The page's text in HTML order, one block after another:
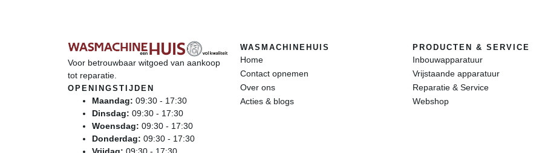
Voor betrouwbaar witgoed van aankoop
tot reparatie.
OPENINGSTIJDEN
Maandag: 09:30 - 17:30
Dinsdag: 09:30 - 17:30
Woensdag: 09:30 - 17:30
Donderdag: 09:30 - 17:30
WASMACHINEHUIS
Home
Contact opnemen
Over ons
Acties & blogs
PRODUCTEN & SERVICE
Inbouwapparatuur
Vrijstaande apparatuur
Reparatie & Service
Webshop